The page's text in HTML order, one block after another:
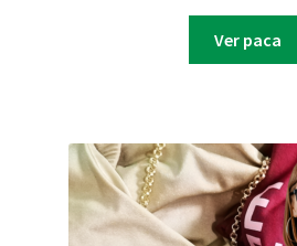
Ver paca